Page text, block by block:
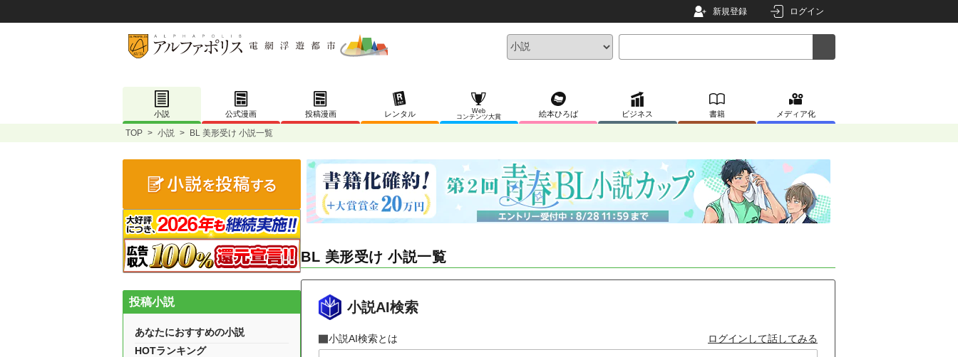
新規登録 ログイン
小説 公式漫画 投稿漫画 レンタル
Web
コンテンツ大賞
絵本ひろば ビジネス 書籍 メディア化
TOP > 小説 > BL 美形受け 小説一覧
BL 美形受け 小説一覧
小説AI検索
小説AI検索とは ログインして話してみる
投稿小説
あなたにおすすめの小説
HOTランキング